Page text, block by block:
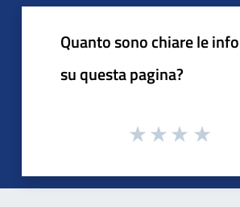
Quanto sono chiare le
su questa pagina?